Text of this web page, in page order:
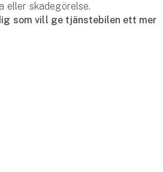
eller skadegörelse.
som vill ge tjänste­bilen ett mer